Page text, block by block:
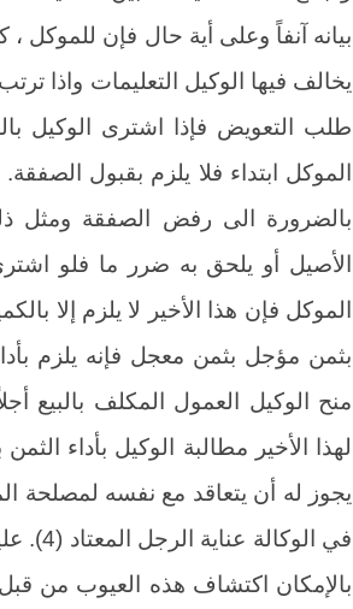
بيانه آنفاً وعلى أية حال فإن
يخالف فيها الوكيل التعليمات واذا
طلب التعويض فإذا اشترى الوكيل
الموكل ابتداء فلا يلزم بقبول
بالضرورة الى رفض الصفقة ومثل
الأصيل أو يلحق به ضرر ما فلو
الموكل فإن هذا الأخير لا يلزم إلا
بثمن مؤجل بثمن معجل فإنه يلزم
منح الوكيل العمول المكلف بالبيع
لهذا الأخير مطالبة الوكيل بأداء
يجوز له أن يتعاقد مع نفسه لمصلحة
في
بالإمكان اكتشاف هذه العيوب من